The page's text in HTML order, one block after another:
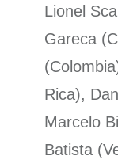
Lionel
Gareca
Rica),
Marcelo
Batista